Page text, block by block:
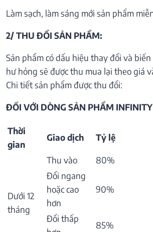
Làm sạch, làm sáng mới sản phẩm
2/ THU ĐỔI SẢN PHẨM:
Sản phẩm có dấu hiệu thay đổi và
hư hỏng sẽ được thu mua lại theo giá
Chi tiết sản phẩm được thu đổi:
ĐỐI VỚI DÒNG SẢN PHẨM INFINITY
Thời
gian
Giao dịch Tỷ lệ
Dưới 12
tháng
Thu vào
80%
Đổi ngang
hoặc cao
hơn
90%
Đổi thấp
85%